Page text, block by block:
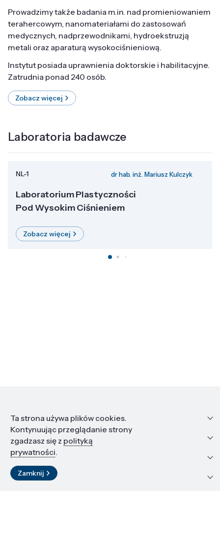
Prowadzimy także badania m.in. nad promieniowaniem
terahercowym, nanomateriałami do zastosowań
medycznych, nadprzewodnikami, hydroekstruzją
metali oraz aparaturą wysokociśnieniową.
Instytut posiada uprawnienia doktorskie i habilitacyjne.
Zatrudnia ponad 240 osób.
Zobacz więcej
Laboratoria badawcze
NL-1 dr hab. inż. Mariusz Kulczyk
Laboratorium Plastyczności
Pod Wysokim Ciśnieniem
Zobacz więcej
Informacje
Edukacja i kariera
Zasoby i materiały
Kontakt
Ta strona używa plików cookies.
Kontynuując przeglądanie strony
zgadzasz się z polityką
prywatności.
Zamknij